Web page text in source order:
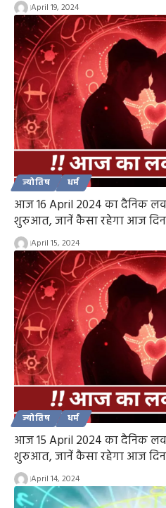
April 19, 2024
ज्योतिष धर्म
आज 16 April 2024 का दैनिक
शुरुआत, जानें कैसा रहेगा आज दिन
April 15, 2024
ज्योतिष धर्म
आज 15 April 2024 का दैनिक
शुरुआत, जानें कैसा रहेगा आज दिन
April 14, 2024